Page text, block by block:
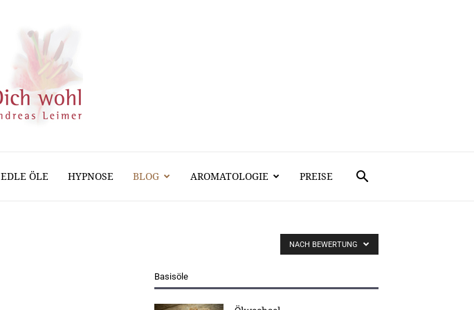
Massage
EDLE ÖLE HYPNOSE BLOG AROMATOLOGIE PREISE
NACH BEWERTUNG
Basisöle